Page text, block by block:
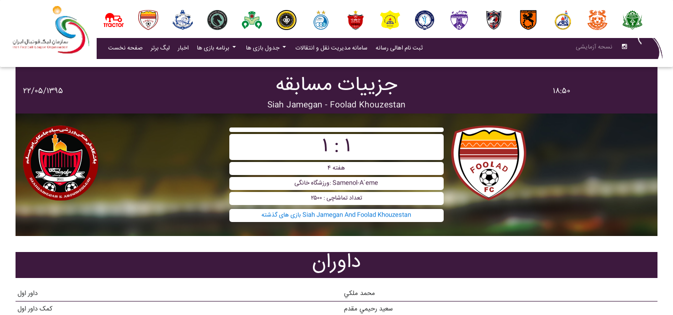
صفحه نخست لیگ برتر اخبار(current) برنامه بازی ها جدول بازی ها سامانه مدیریت نقل و انتقالات (current)
ثبت نام اهالی رسانه(current) نسحه آزمایشی
۲۲/۰۵/۱۳۹۵ جزییات مسابقه
Siah Jamegan - Foolad Khouzestan
۱۸:۵۰
۱ : ۱
هفته ۴
ورزشگاه خانگی: Samenol-A`eme
تعداد تماشاچی : ۲۵۰۰
بازی های گذشته Siah Jamegan And Foolad Khouzestan
داوران
داور اول
محمد ملکي
کمک داور اول
سعيد رحيمي مقدم